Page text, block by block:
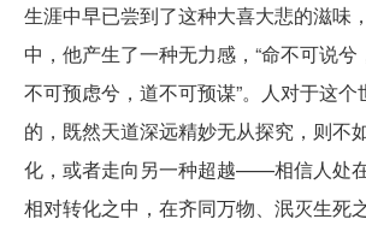
生涯中早已尝到了这种大喜大悲的滋味
中，他产生了一种无力感，“命不可说兮
不可预虑兮，道不可预谋”。人对于这个
的，既然天道深远精妙无从探究，则不
化，或者走向另一种超越——相信人处
相对转化之中，在齐同万物、泯灭生死